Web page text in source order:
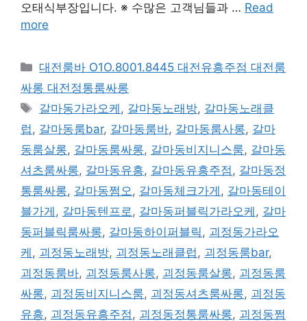
오태식부장입니다. ※ 수많은 고객님들과 … Read
more
카
테
리
대전룸바 O1O.8001.8445 대전유흥주점 대전룸
싸롱 대전정통룸싸롱
태
그
갈마동가라오케 , 갈마동노래방, 갈마동노래클
럽, 갈마동룸bar, 갈마동룸바, 갈마동룸사롱, 갈마
동룸살롱, 갈마동룸싸롱, 갈마동비지니스룸, 갈마동
셔츠룸싸롱, 갈마동유흥, 갈마동유흥주점, 갈마동정
통룸싸롱, 갈마동쩜오, 갈마동체크가게 , 갈마동테이
블가게 , 갈마동텐프로, 갈마동퍼블릭가라오케 , 갈마
동퍼블릭룸싸롱, 갈마동하이퍼블릭, 괴정동가라오
케 , 괴정동노래방, 괴정동노래클럽, 괴정동룸bar,
괴정동룸바, 괴정동룸사롱, 괴정동룸살롱, 괴정동룸
싸롱, 괴정동비지니스룸, 괴정동셔츠룸싸롱, 괴정동
유흥, 괴정동유흥주점, 괴정동정통룸싸롱, 괴정동쩜